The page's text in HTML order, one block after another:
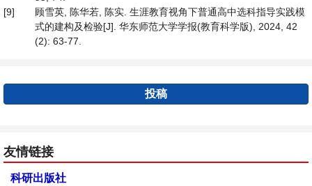
[9]
顾雪英, 陈华若, 陈实. 生涯教育视角下普通高中选科指导实践模
式的建构及检验[J]. 华东师范大学学报(教育科学版), 2024, 42
(2): 63-77.
投稿
友情链接
科研出版社